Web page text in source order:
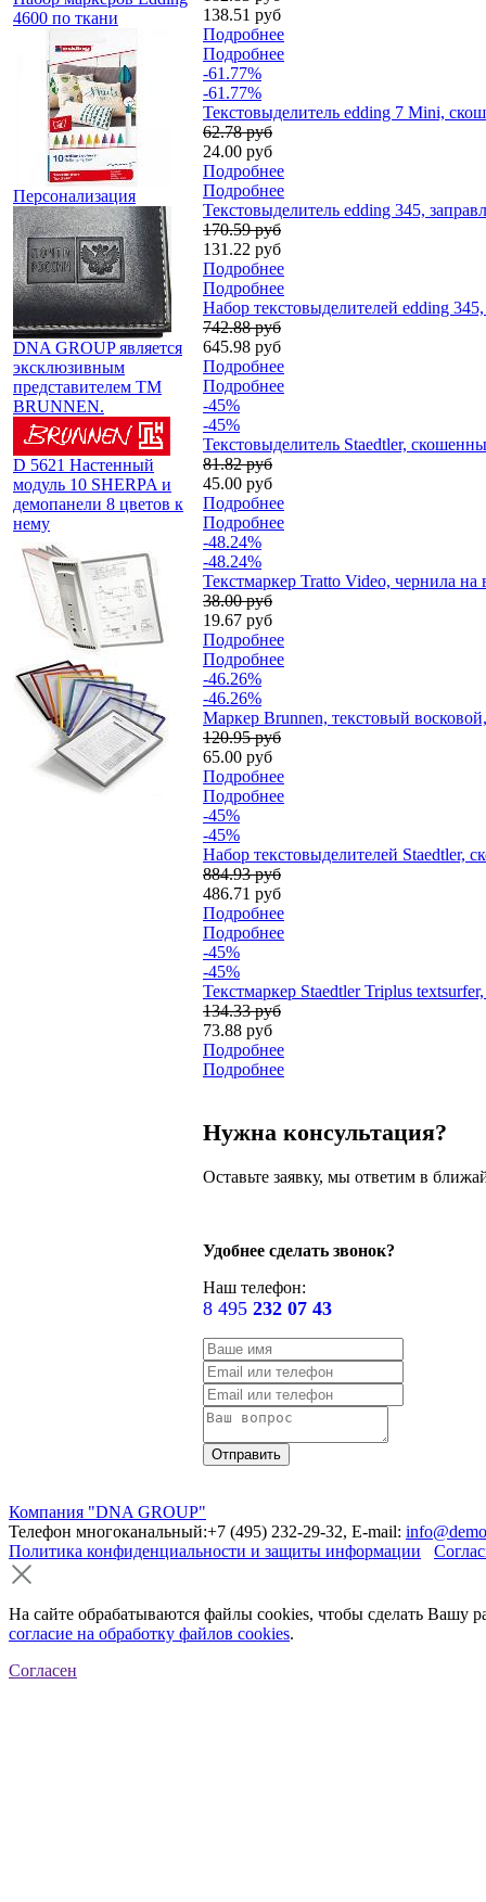
4600 по ткани
Персонализация
DNA GROUP является
эксклюзивным
представителем TM
BRUNNEN.
D 5621 Настенный
модуль 10 SHERPA и
демопанели 8 цветов к
нему
138.51 руб
Подробнее
Подробнее
-61.77%
-61.77%
Текстовыделитель edding 7 Mini,
62.78 руб
24.00 руб
Подробнее
Подробнее
Текстовыделитель edding 345,
170.59 руб
131.22 руб
Подробнее
Подробнее
Набор текстовыделителей edding
742.88 руб
645.98 руб
Подробнее
Подробнее
-45%
-45%
Текстовыделитель Staedtler,
81.82 руб
45.00 руб
Подробнее
Подробнее
-48.24%
-48.24%
Текстмаркер Tratto Video, чернила
38.00 руб
19.67 руб
Подробнее
Подробнее
-46.26%
-46.26%
Маркер Brunnen, текстовый
120.95 руб
65.00 руб
Подробнее
Подробнее
-45%
-45%
Набор текстовыделителей Staedtler,
884.93 руб
486.71 руб
Подробнее
Подробнее
-45%
-45%
Текстмаркер Staedtler Triplus
134.33 руб
73.88 руб
Подробнее
Подробнее
Нужна консультация?
Оставьте заявку, мы ответим в
Удобнее сделать звонок?
Наш телефон:
8 495 232 07 43
Компания "DNA GROUP"
Телефон многоканальный:+7 (495) 232-29-32, E-mail:
Политика конфиденциальности и защиты информации
На сайте обрабатываются файлы cookies, чтобы сделать Вашу
согласие на обработку файлов cookies.
Согласен